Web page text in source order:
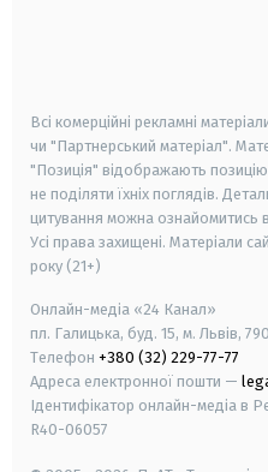
Всі комерційні рекламні
чи "Партнерський матеріал".
"Позиція" відображають
не поділяти їхніх поглядів.
цитування можна ознайомитись
Усі права захищені. Матеріали
року (21+)
Онлайн-медіа «24 Канал»
пл. Галицька, буд. 15, м. Львів,
Телефон +380 (32) 229-77-77
Адреса електронної пошти —
Ідентифікатор онлайн-медіа в
R40-06057